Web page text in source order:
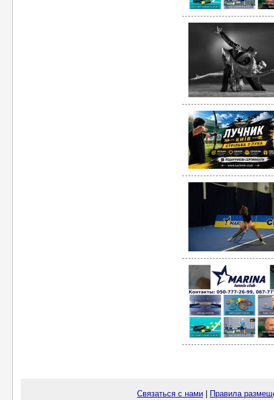
Связаться с нами Правила